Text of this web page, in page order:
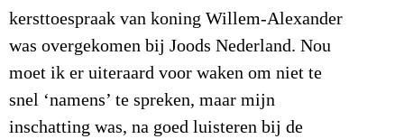
kersttoespraak van koning Willem-Alexander
was overgekomen bij Joods Nederland. Nou
moet ik er uiteraard voor waken om niet te
snel ‘namens’ te spreken, maar mijn
inschatting was, na goed luisteren bij de